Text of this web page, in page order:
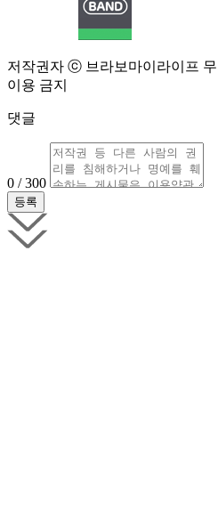
저작권자 ⓒ 브라보마이라이프
이용 금지
댓글
0 / 300